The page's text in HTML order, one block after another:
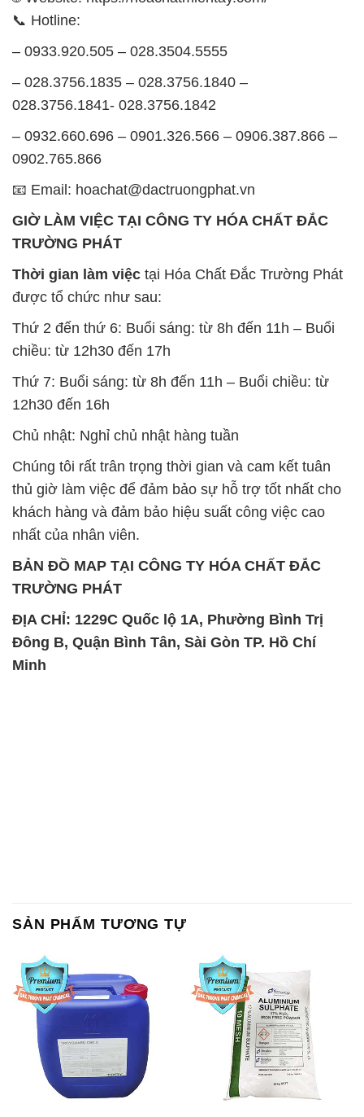
📞 Hotline:
– 0933.920.505 – 028.3504.5555
– 028.3756.1835 – 028.3756.1840 –
028.3756.1841- 028.3756.1842
– 0932.660.696 – 0901.326.566 – 0906.387.866 –
0902.765.866
📧 Email: hoachat@dactruongphat.vn
GIỜ LÀM VIỆC TẠI CÔNG TY HÓA CHẤT ĐẮC
TRƯỜNG PHÁT
Thời gian làm việc tại Hóa Chất Đắc Trường Phát
được tổ chức như sau:
Thứ 2 đến thứ 6: Buổi sáng: từ 8h đến 11h – Buổi
chiều: từ 12h30 đến 17h
Thứ 7: Buổi sáng: từ 8h đến 11h – Buổi chiều: từ
12h30 đến 16h
Chủ nhật: Nghỉ chủ nhật hàng tuần
Chúng tôi rất trân trọng thời gian và cam kết tuân
thủ giờ làm việc để đảm bảo sự hỗ trợ tốt nhất cho
khách hàng và đảm bảo hiệu suất công việc cao
nhất của nhân viên.
BẢN ĐỒ MAP TẠI CÔNG TY HÓA CHẤT ĐẮC
TRƯỜNG PHÁT
ĐỊA CHỈ: 1229C Quốc lộ 1A, Phường Bình Trị
Đông B, Quận Bình Tân, Sài Gòn TP. Hồ Chí
Minh
SẢN PHẨM TƯƠNG TỰ